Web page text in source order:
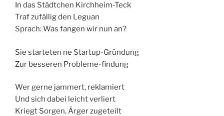
In das Städtchen Kirchheim-Teck
Traf zufällig den Leguan
Sprach: Was fangen wir nun an?
Sie starteten ne Startup-Gründung
Zur besseren Probleme-findung
Wer gerne jammert, reklamiert
Und sich dabei leicht verliert
Kriegt Sorgen, Ärger zugeteilt